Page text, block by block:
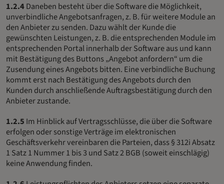
1.2.4 Daneben besteht über die Software die Möglichkeit,
unverbindliche Angebotsanfragen, z. B. für weitere Module an
den Anbieter zu senden. Dazu wählt der Kunde die
gewünschten Leistungen, z. B. die entsprechenden Module im
entsprechenden Portal innerhalb der Software aus und kann
mit Bestätigung des Buttons „Angebot anfordern“ um die
Zusendung eines Angebots bitten. Eine verbindliche Buchung
kommt erst nach Bestätigung des Angebots durch den
Kunden durch anschließende Auftragsbestätigung durch den
Anbieter zustande.
1.2.5 Im Hinblick auf Vertragsschlüsse, die über die Software
erfolgen oder sonstige Verträge im elektronischen
Geschäftsverkehr vereinbaren die Parteien, dass § 312i Absatz
1 Satz 1 Nummer 1 bis 3 und Satz 2 BGB (soweit einschlägig)
keine Anwendung finden.